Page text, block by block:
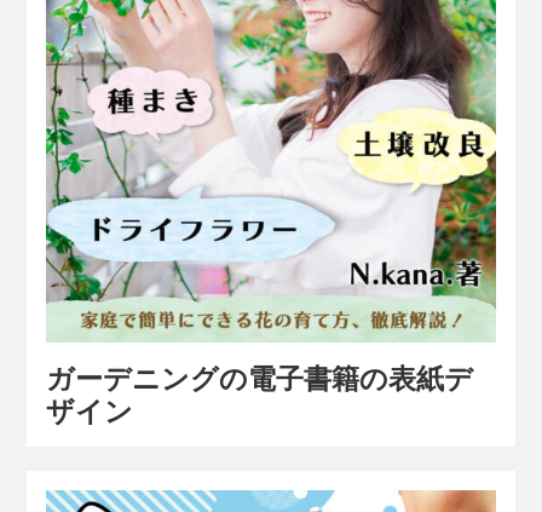
ガーデニングの電子書籍の表紙デ
ザイン